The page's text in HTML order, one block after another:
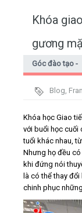
Home
Video
Kiến thức
Liên hệ - Đăng
Khóa
gương
Góc đào tạo -
Blog,
Khóa học Giao
với buổi học cuối
tuổi khác nhau,
Nhưng họ đều
khi đứng nói
là có thể thay
chinh phục